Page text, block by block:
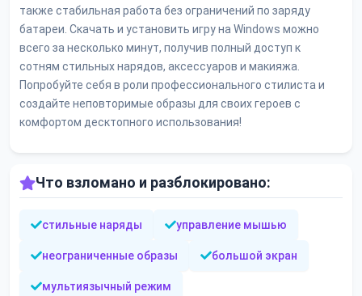
также стабильная работа без ограничений по заряду
батареи. Скачать и установить игру на Windows можно
всего за несколько минут, получив полный доступ к
сотням стильных нарядов, аксессуаров и макияжа.
Попробуйте себя в роли профессионального стилиста и
создайте неповторимые образы для своих героев с
комфортом десктопного использования!
Что взломано и разблокировано:
стильные наряды управление мышью
неограниченные образы большой экран
мультиязычный режим